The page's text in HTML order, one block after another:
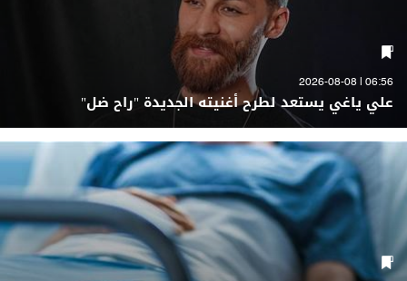
06:56 | 2026-08-08
علي ياغي يستعد لطرح أغنيته الجديدة "راح ضل"